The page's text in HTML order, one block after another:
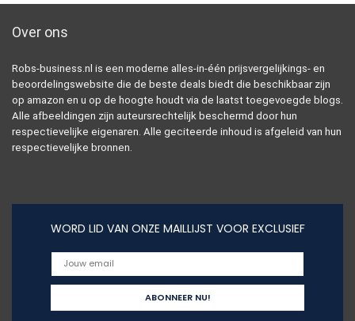
Over ons
Robs-business.nl is een moderne alles-in-één prijsvergelijkings- en
beoordelingswebsite die de beste deals biedt die beschikbaar zijn
op amazon en u op de hoogte houdt via de laatst toegevoegde blogs.
Alle afbeeldingen zijn auteursrechtelijk beschermd door hun
respectievelijke eigenaren. Alle geciteerde inhoud is afgeleid van hun
respectievelijke bronnen.
WORD LID VAN ONZE MAILLIJST VOOR EXCLUSIEF